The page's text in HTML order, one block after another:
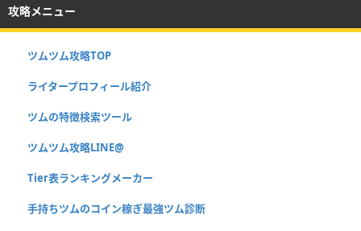
攻略メニュー
ツムツム攻略TOP
ライタープロフィール紹介
ツムの特徴検索ツール
ツムツム攻略LINE@
Tier表ランキングメーカー
手持ちツムのコイン稼ぎ最強ツム診断